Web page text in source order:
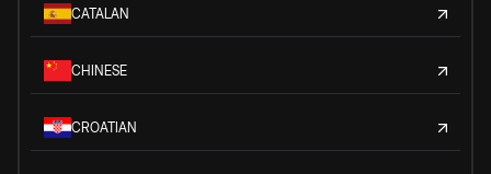
CATALAN
CHINESE
CROATIAN